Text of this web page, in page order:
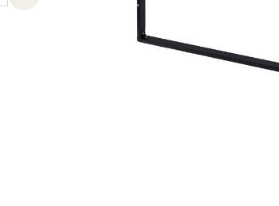
Previous slide